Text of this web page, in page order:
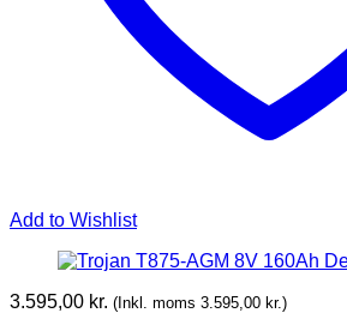
Add to Wishlist
3.595,00 kr. (Inkl. moms 3.595,00 kr.)